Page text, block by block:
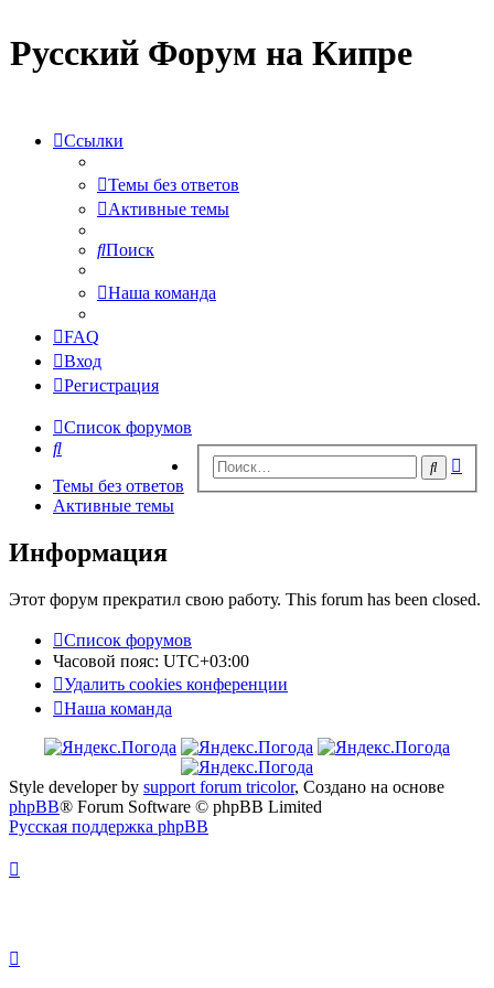
Русский Форум на Кипре
Ссылки
Темы без ответов
Активные темы
Поиск
Наша команда
FAQ
Вход
Регистрация
Список форумов
Поиск
Поиск
Темы без ответов
Активные темы
Информация
Этот форум прекратил свою работу. This forum has been closed.
Список форумов
Часовой пояс: UTC+03:00
Удалить cookies конференции
Наша команда
Style developer by support forum tricolor, Создано на основе
phpBB® Forum Software © phpBB Limited
Русская поддержка phpBB